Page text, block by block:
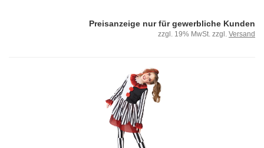
Preisanzeige nur für gewerbliche Kunden
zzgl. 19% MwSt. zzgl. Versand